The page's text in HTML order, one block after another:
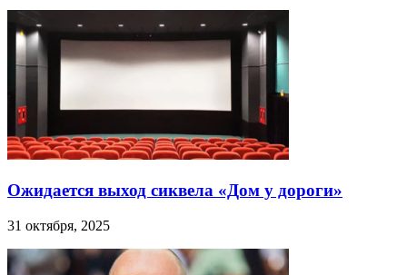
Ожидается выход сиквела «Дом у дороги»
31 октября, 2025